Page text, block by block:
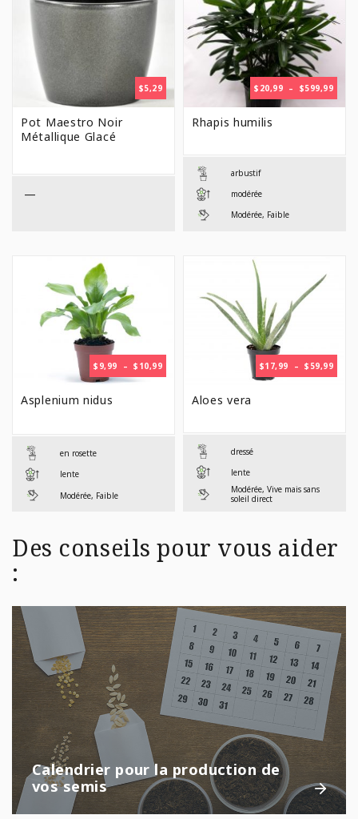
$5,29
Pot Maestro Noir
Métallique Glacé
—
$ 20,99 – $599,99
DE
Rhapis humilis
arbustif
modérée
Modérée, Faible
$ 9,99 – $ 10,99PLAGE
DE
Asplenium nidus
en rosette
lente
Modérée, Faible
$17,99 – $ 59,99
DE
Aloes vera
dressé
lente
Modérée, Vive mais sans
soleil direct
Des conseils pour vous aider
:
Calendrier pour la production de
vos semis